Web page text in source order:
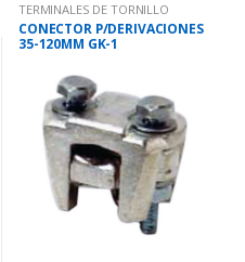
TERMINALES DE TORNILLO
CONECTOR P/DERIVACIONES
35-120MM GK-1